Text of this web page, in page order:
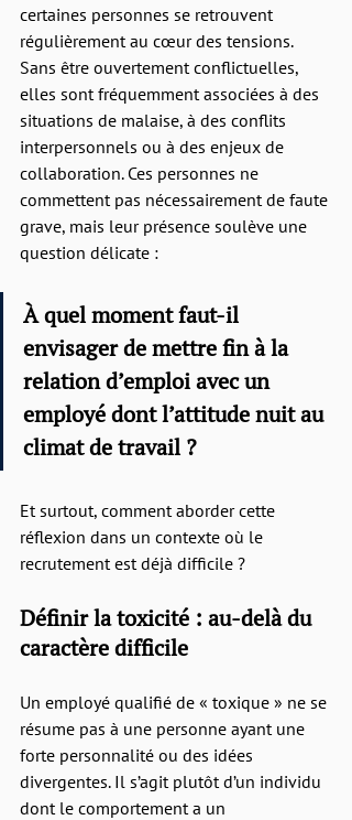
certaines personnes se retrouvent
régulièrement au cœur des tensions.
Sans être ouvertement conflictuelles,
elles sont fréquemment associées à des
situations de malaise, à des conflits
interpersonnels ou à des enjeux de
collaboration. Ces personnes ne
commettent pas nécessairement de faute
grave, mais leur présence soulève une
question délicate :
À quel moment faut-il
envisager de mettre fin à la
relation d’emploi avec un
employé dont l’attitude nuit au
climat de travail ?
Et surtout, comment aborder cette
réflexion dans un contexte où le
recrutement est déjà difficile ?
Définir la toxicité : au-delà du
caractère difficile
Un employé qualifié de « toxique » ne se
résume pas à une personne ayant une
forte personnalité ou des idées
divergentes. Il s’agit plutôt d’un individu
dont le comportement a un